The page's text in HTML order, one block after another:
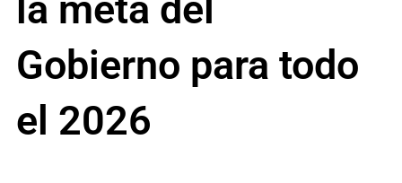
la meta del
Gobierno para todo
el 2026